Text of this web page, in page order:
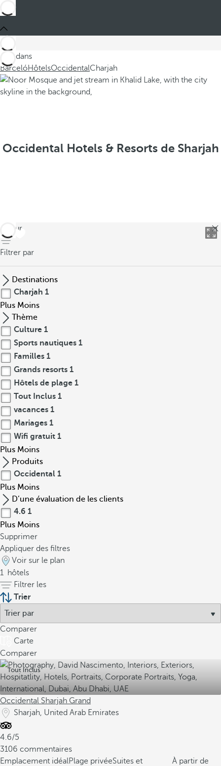
Ces dans
BarcelóHôtelsOccidentalCharjah
Occidental Hotels & Resorts de Sharjah
retour
Filtrer par
Destinations
Charjah 1
Plus Moins
Thème
Culture 1
Sports nautiques 1
Familles 1
Grands resorts 1
Hôtels de plage 1
Tout Inclus 1
vacances 1
Mariages 1
Wifi gratuit 1
Plus Moins
Produits
Occidental 1
Plus Moins
D’une évaluation de les clients
4.6 1
Plus Moins
Supprimer
Appliquer des filtres
Voir sur le plan
1 hôtels
Filtrer les
Trier
Comparer
Carte
Comparer
Tout Inclus
Occidental Sharjah Grand
Sharjah, United Arab Emirates
4.6/5
3106 commentaires
Emplacement idéalPlage privéeSuites et
À partir de